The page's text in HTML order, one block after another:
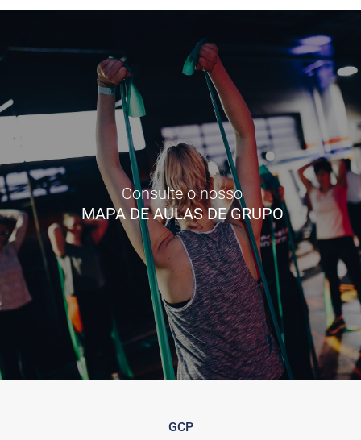
Consulte o nosso
MAPA DE AULAS DE GRUPO
GCP